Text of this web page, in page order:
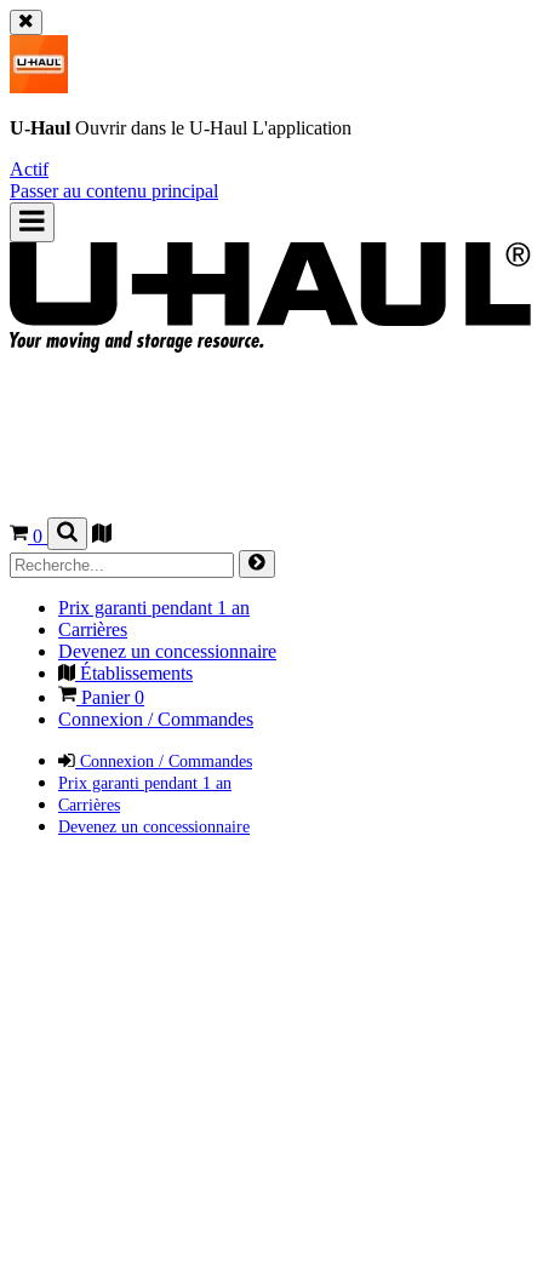
U-Haul Ouvrir dans le U-Haul L'application
Actif
Passer au contenu principal
0
Prix garanti pendant 1 an
Carrières
Devenez un concessionnaire
Établissements
Panier0
Connexion / Commandes
Connexion / Commandes
Prix garanti pendant 1 an
Carrières
Devenez un concessionnaire